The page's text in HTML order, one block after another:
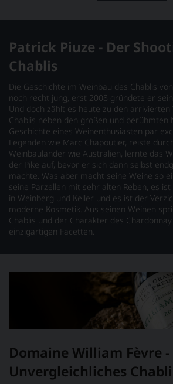
Patrick Piuze - Der
Chablis
Die Geschichte im Weinbau des Chablis
noch recht jung, erst 2008 gründete er
Und doch zählt es heute zu den arrivierten
Chablis neben den großen und berühmten
Geschichte eines Weinenthusiasten par
Legenden wie Marc Chapoutier, reiste
Weinbauländer wie Australien, lernte das
der Pike auf, bevor er sich dann selbst
machte. Was aber macht seine Weine so
seine Parzellen mit sehr alten Reben, es
in Weinberg und Keller und es ist der
moderne Kosmetik. Aus seinen Weinen
Chablis und der Charakter des
einzigartigen Facetten.
Domaine William Fèvre -
Unvergleichliches